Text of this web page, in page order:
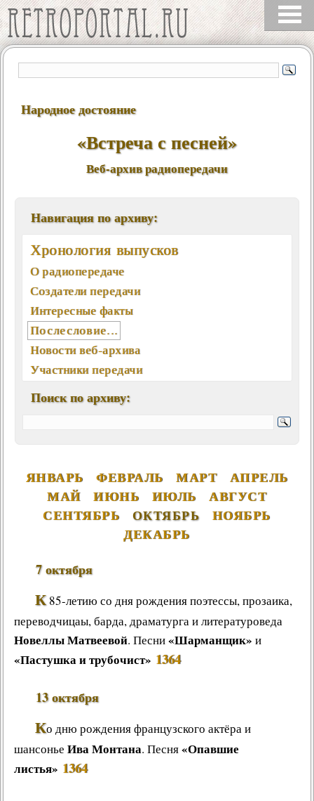
Народное достояние
«Встреча с песней»
Веб-архив радиопередачи
Навигация по архиву:
Хронология выпусков
О радиопередаче
Создатели передачи
Интересные факты
Послесловие...
Новости веб-архива
Участники передачи
Статьи, интервью, книги
Памятные даты августа
Поэты
Ансамбли, оркестры, хоры
Из фонотеки «Встречи...»
Другие работы В.В.Татарского
Из архива «Радио России»
Поиск по архиву:
ЯНВАРЬ ФЕВРАЛЬ МАРТ
АПРЕЛЬ
МАЙ
ИЮНЬ ИЮЛЬ
АВГУСТ
СЕНТЯБРЬ
ОКТЯБРЬ
НОЯБРЬ
ДЕКАБРЬ
7 октября
К85-летию со дня рождения поэтессы, прозаика,
переводчицаы, барда, драматурга и литературоведа
Новеллы Матвеевой. Песни«Шарманщик» и
«Пастушка и трубочист» 1364
13 октября
Ко дню рождения французского актёра и
шансонье Ива Монтана. Песня«Опавшие
листья» 1364